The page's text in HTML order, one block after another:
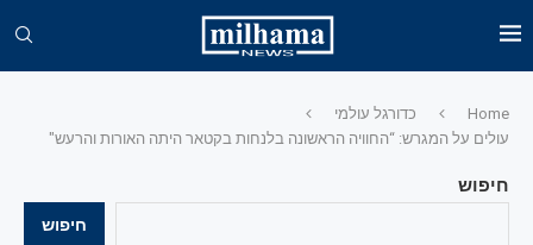
Home
כדורגל עולמי
עולים על המגרש: “החוויה הראשונה בלנחות בקטאר היתה האורות והרעש"
חיפוש
חיפוש